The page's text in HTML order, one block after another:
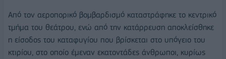
Από τον αεροπορικό βομβαρδισμό καταστράφηκε το κεντρικό
τμήμα του θεάτρου, ενώ από την κατάρρευση αποκλείσθηκε
η είσοδος του καταφυγίου που βρίσκεται στο υπόγειο του
κτιρίου, στο οποίο έμεναν εκατοντάδες άνθρωποι, κυρίως